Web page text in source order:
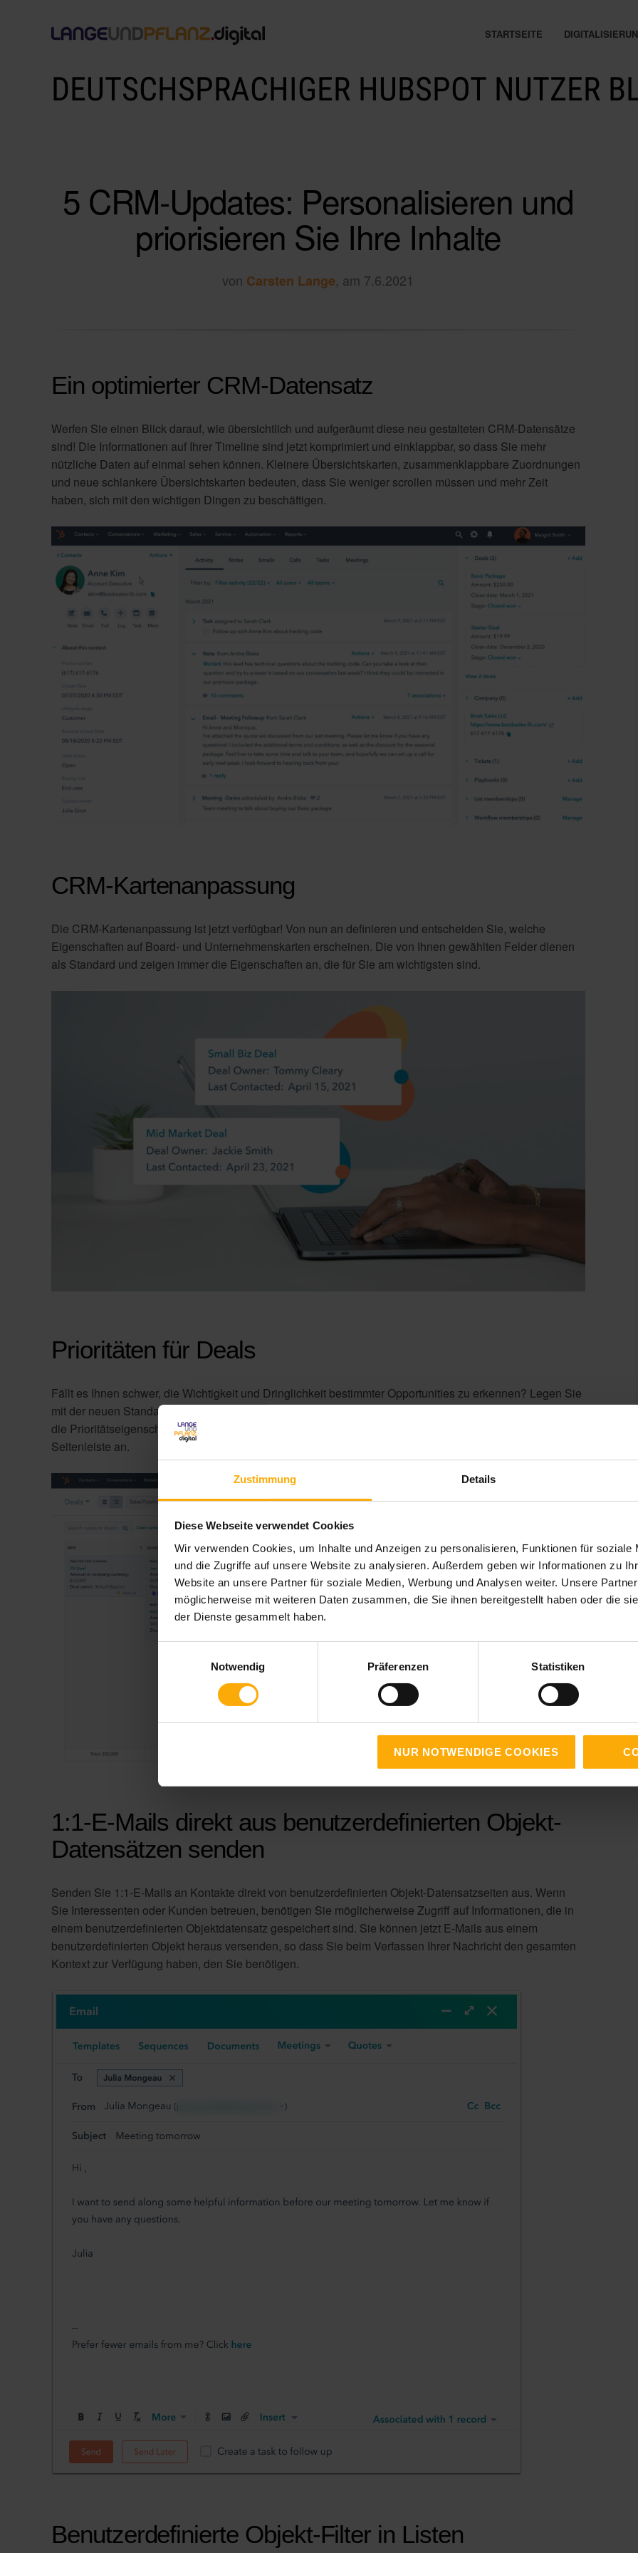
Zustimmung Details
Diese Webseite verwendet Cookies
Wir verwenden Cookies, um Inhalte und Anzeigen zu personalisieren, Funktionen für soziale
und die Zugriffe auf unsere Website zu analysieren. Außerdem geben wir Informationen zu
Website an unsere Partner für soziale Medien, Werbung und Analysen weiter. Unsere
möglicherweise mit weiteren Daten zusammen, die Sie ihnen bereitgestellt haben oder die
der Dienste gesammelt haben.
Notwendig
Präferenzen Statistiken
NUR NOTWENDIGE COOKIES
STARTSEITE
DEUTSCHSPRACHIGER HUBSPOT NUTZER
5 CRM-Updates: Personalisieren und
priorisieren Sie Ihre Inhalte
von Carsten Lange, am 7.6.2021
Ein optimierter CRM-Datensatz
Werfen Sie einen Blick darauf, wie übersichtlich und aufgeräumt diese neu gestalteten CRM-Datensätze
sind! Die Informationen auf Ihrer Timeline sind jetzt komprimiert und einklappbar, so dass Sie mehr
nützliche Daten auf einmal sehen können. Kleinere Übersichtskarten, zusammenklappbare Zuordnungen
und neue schlankere Übersichtskarten bedeuten, dass Sie weniger scrollen müssen und mehr Zeit
haben, sich mit den wichtigen Dingen zu beschäftigen.
CRM-Kartenanpassung
Die CRM-Kartenanpassung ist jetzt verfügbar! Von nun an definieren und entscheiden Sie, welche
Eigenschaften auf Board- und Unternehmenskarten erscheinen. Die von Ihnen gewählten Felder dienen
als Standard und zeigen immer die Eigenschaften an, die für Sie am wichtigsten sind.
Prioritäten für Deals
Fällt es Ihnen schwer, die Wichtigkeit und Dringlichkeit bestimmter Opportunities zu erkennen? Legen Sie
mit der neuen Standard-Prioritätseigenschaft fest, wie viel Aufmerksamkeit ein Deal benötigt. Zeigen Sie
die Prioritätseigenschaft auf den Deal-Boards im Abschnitt "Über diesen Deal" in der Datensatz-
Seitenleiste an.
1:1-E-Mails direkt aus benutzerdefinierten Objekt-
Datensätzen senden
Senden Sie 1:1-E-Mails an Kontakte direkt von benutzerdefinierten Objekt-Datensatzseiten aus. Wenn
Sie Interessenten oder Kunden betreuen, benötigen Sie möglicherweise Zugriff auf Informationen, die in
einem benutzerdefinierten Objektdatensatz gespeichert sind. Sie können jetzt E-Mails aus einem
benutzerdefinierten Objekt heraus versenden, so dass Sie beim Verfassen Ihrer Nachricht den gesamten
Kontext zur Verfügung haben, den Sie benötigen.
Benutzerdefinierte Objekt-Filter in Listen